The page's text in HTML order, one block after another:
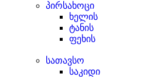
პირსახოცი
ხელის
ტანის
ფეხის
სათავსო
საკიდი